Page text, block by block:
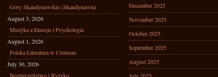
Góry Skandynawskie (Skandynawia)
August 3, 2026
Muzyka a Emocje i Psychologia
August 1, 2026
Polska Literatura w Centrum
July 30, 2026
Bezpieczeństwo i Ryzyko
December 2025
November 2025
October 2025
September 2025
August 2025